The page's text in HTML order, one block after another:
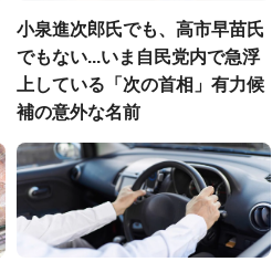
小泉進次郎氏でも、高市早苗氏
でもない...いま自民党内で急浮
上している「次の首相」有力候
補の意外な名前